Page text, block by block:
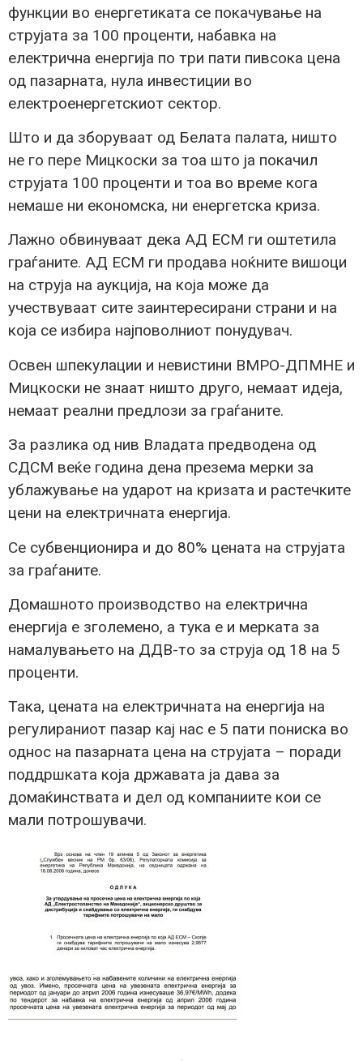
функции во енергетиката се покачување на
струјата за 100 проценти, набавка на
електрична енергија по три пати пивсока цена
од пазарната, нула инвестиции во
електроенергетскиот сектор.
Што и да зборуваат од Белата палата, ништо
не го пере Мицкоски за тоа што ја покачил
струјата 100 проценти и тоа во време кога
немаше ни економска, ни енергетска криза.
Лажно обвинуваат дека АД ЕСМ ги оштетила
граѓаните. АД ЕСМ ги продава ноќните вишоци
на струја на аукција, на која може да
учествуваат сите заинтересирани страни и на
која се избира најповолниот понудувач.
Освен шпекулации и невистини ВМРО-ДПМНЕ и
Мицкоски не знаат ништо друго, немаат идеја,
немаат реални предлози за граѓаните.
За разлика од нив Владата предводена од
СДСМ веќе година дена презема мерки за
ублажување на ударот на кризата и растечките
цени на електричната енергија.
Се субвенционира и до 80% цената на струјата
за граѓаните.
Домашното производство на електрична
енергија е зголемено, а тука е и мерката за
намалувањето на ДДВ-то за струја од 18 на 5
проценти.
Така, цената на електричната на енергија на
регулираниот пазар кај нас е 5 пати пониска во
однос на пазарната цена на струјата – поради
поддршката која државата ја дава за
домаќинствата и дел од компаниите кои се
мали потрошувачи.